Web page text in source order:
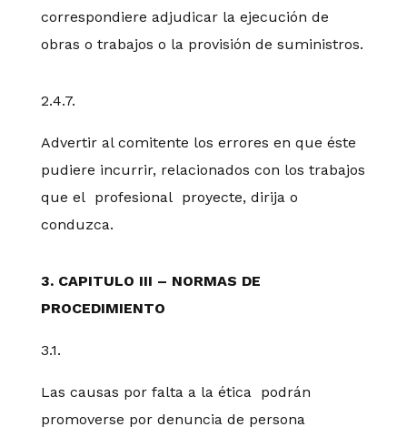
correspondiere adjudicar la ejecución de
obras o trabajos o la provisión de suministros.
2.4.7.
Advertir al comitente los errores en que éste
pudiere incurrir, relacionados con los trabajos
que el profesional proyecte, dirija o
conduzca.
3. CAPITULO III – NORMAS DE
PROCEDIMIENTO
3.1.
Las causas por falta a la ética podrán
promoverse por denuncia de persona